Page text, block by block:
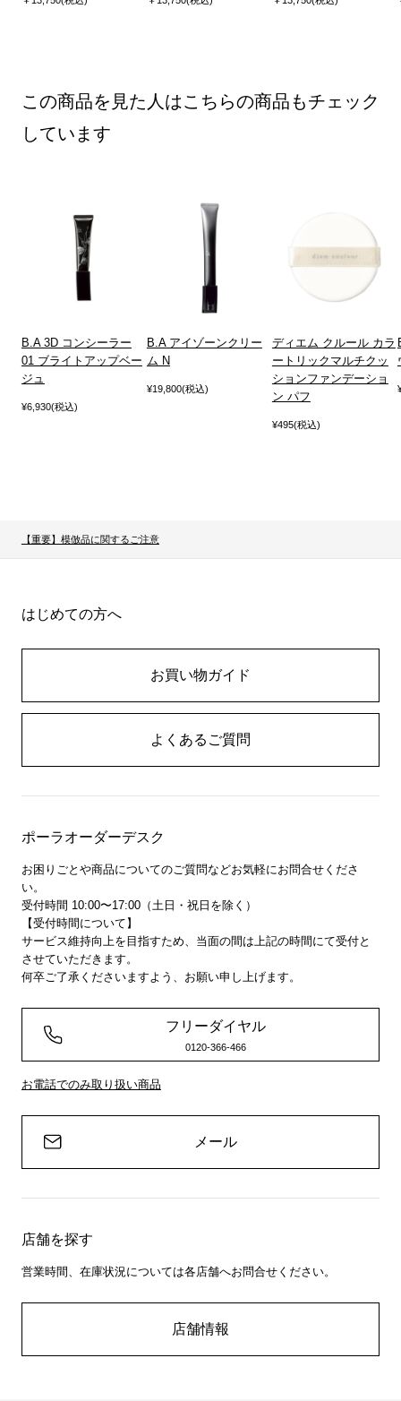
この商品を見た人はこちらの商品もチェック
しています
B.A 3D コンシーラー
01 ブライトアップベー
ジュ
¥6,930(税込)
B.A アイゾーンクリー
ム N
¥19,800(税込)
ディエム クルール カラ
ートリックマルチクッ
ションファンデーショ
ン パフ
¥495(税込)
【重要】模倣品に関するご注意
はじめての方へ
お買い物ガイド
よくあるご質問
ポーラオーダーデスク
お困りごとや商品についてのご質問などお気軽にお問合せくださ
い。
受付時間 10:00〜17:00（土日・祝日を除く）
【受付時間について】
サービス維持向上を目指すため、当面の間は上記の時間にて受付と
させていただきます。
何卒ご了承くださいますよう、お願い申し上げます。
フリーダイヤル
0120-366-466
お電話でのみ取り扱い商品
メール
店舗を探す
営業時間、在庫状況については各店舗へお問合せください。
店舗情報